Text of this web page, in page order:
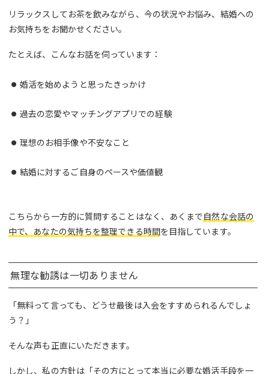
リラックスしてお茶を飲みながら、今の状況やお悩み、結婚への
お気持ちをお聞かせください。
たとえば、こんなお話を伺っています：
婚活を始めようと思ったきっかけ
過去の恋愛やマッチングアプリでの経験
理想のお相手像や不安なこと
結婚に対するご自身のペースや価値観
こちらから一方的に質問することはなく、あくまで自然な会話の
中で、あなたの気持ちを整理できる時間を目指しています。
無理な勧誘は一切ありません
「無料って言っても、どうせ最後は入会をすすめられるんでしょ
う？」
そんな声も正直にいただきます。
しかし、私の方針は「その方にとって本当に必要な婚活手段を一